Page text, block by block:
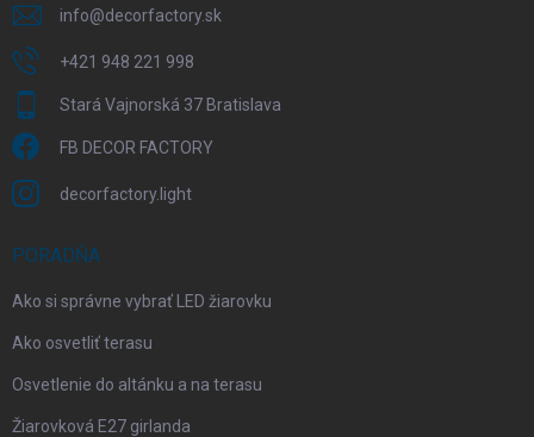
info@decorfactory.sk
+421 948 221 998
Stará Vajnorská 37 Bratislava
FB DECOR FACTORY
decorfactory.light
PORADŇA
Ako si správne vybrať LED žiarovku
Ako osvetliť terasu
Osvetlenie do altánku a na terasu
Žiarovková E27 girlanda